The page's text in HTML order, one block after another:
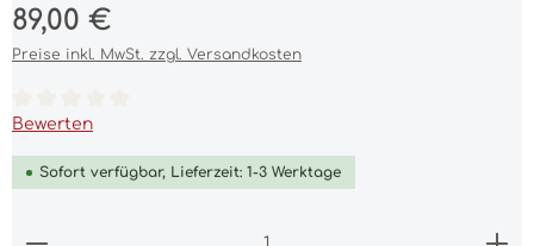
Regulärer Preis:
89,00 €
Preise inkl. MwSt. zzgl. Versandkosten
Durchschnittliche Bewertung von 0 von 5 Sternen
Bewerten
Sofort verfügbar, Lieferzeit: 1-3 Werktage
Produkt Anzahl: Gib den gewünschten Wert